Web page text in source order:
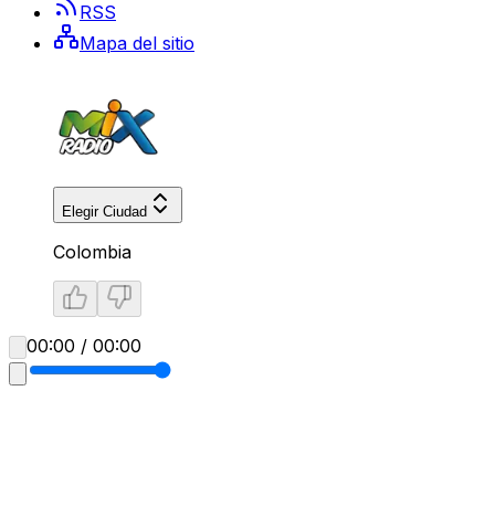
RSS
Mapa del sitio
Elegir Ciudad
Colombia
00:00 / 00:00